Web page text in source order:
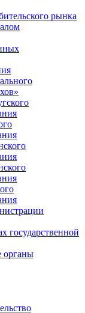
рынка
государственной
органы